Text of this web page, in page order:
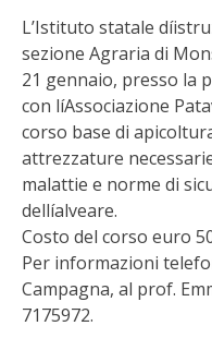
CONSERVARE LA
CONSERVE
FACEM
STIHL
BLUMEN
NOCCIOLA DI
L’Istituto statale
sezione Agraria di
21 gennaio, presso la
con líAssociazione
corso base di
attrezzature
malattie e norme di
dellíalveare.
Costo del corso euro
Per informazioni
Campagna, al prof.
7175972.